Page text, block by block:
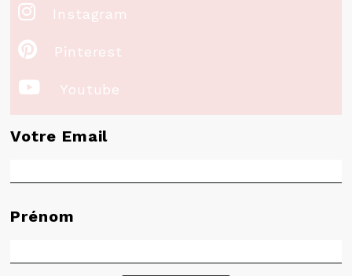
 Instagram
 Pinterest
 Youtube
Votre Email
Prénom